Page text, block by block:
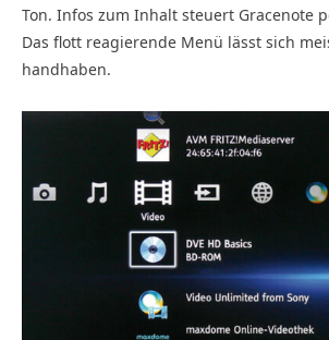
Ton. Infos zum Inhalt steuert Gracenote
Das flott reagierende Menü lässt sich
handhaben.